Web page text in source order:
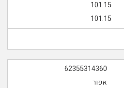
101.15
101.15
62355314360
אפור